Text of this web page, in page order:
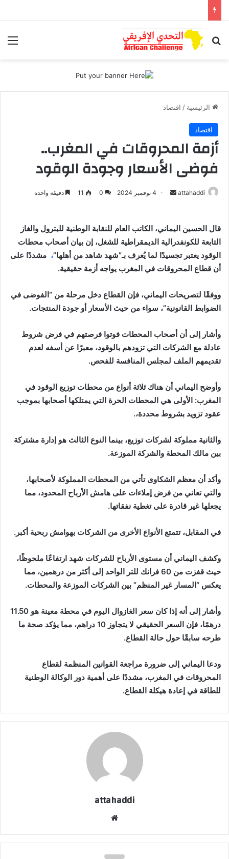
بحث عن
الرئيسية / اقتصاد
اقتصاد
أزمة المحروقات في المغرب..
فوضى الأسعار وجودة الوقود
attahaddi
أرسل 4 نوفمبر 2024 0
11 دقيقة واحدة
قال الحسين اليماني، الكاتب العام للنقابة الوطنية للبترول والغاز
التابعة للكونفدرالية الديمقراطية للشغل، إن بيان أصحاب محطات
الوقود يعتبر تجسيدًا لما يُعرف بـ”شهد شاهد من أهلها”، مشددًا على
أن قطاع المحروقات في المغرب يواجه أزمة حقيقية.
ووفقًا لتصريحات اليماني، فإن القطاع دخل مرحلة من “الفوضى في
الضوابط القانونية”، سواء من حيث الأسعار أو جودة المنتجات.
وأشار إلى أن أصحاب المحطات فوتوا فرصتهم في فرض شروط
عادلة مع الشركات التي تزودهم بالوقود، معبرًا عن أسفه لعدم
تقديمهم الملف لمجلس المنافسة للفحص.
وأوضح اليماني أن هناك ثلاثة أنواع من محطات توزيع الوقود في
المغرب: الأولى هي المحطات الحرة التي يمتلكها أصحابها بموجب
عقود تزويد بشروط محددة،.
والثانية مملوكة لشركات توزيع، بينما النوع الثالث هو إدارة مشتركة
بين مالك المحطة والشركة الموزعة.
وأكد أن معظم الشكاوى تأتي من المحطات المملوكة لأصحابها،
والتي تعاني من فرض إملاءات على هامش الأرباح المحدود، مما
يجعلها غير قادرة على تغطية نفقاتها.
في المقابل، تتمتع الأنواع الأخرى من الشركات بهوامش ربحية أكبر.
وكشف اليماني أن مستوى الأرباح للشركات شهد ارتفاعًا ملحوظًا،
حيث قفزت من 60 فرانك للتر الواحد إلى أكثر من درهمين، مما
يعكس “المسار غير المنظم” بين الشركات الموزعة والمحطات.
وأشار إلى أنه إذا كان سعر الغازوال اليوم في محطة معينة هو 11.50
درهمًا، فإن السعر الحقيقي لا يتجاوز 10 دراهم، مما يؤكد صحة ما
طرحه سابقًا حول حالة القطاع.
ودعا اليماني إلى ضرورة مراجعة القوانين المنظمة لقطاع
المحروقات في المغرب، مشددًا على أهمية دور الوكالة الوطنية
للطاقة في إعادة هيكلة القطاع.
attahaddi